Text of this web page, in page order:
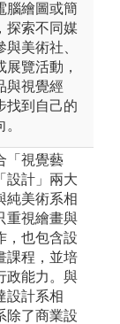
腦繪圖或簡
探索不同媒
與美術社、
展覽活動，
與視覺經
找到自己的
「視覺藝
設計」兩大
純美術系相
重視繪畫與
，也包含設
課程，並培
政能力。與
設計系相
除了商業設